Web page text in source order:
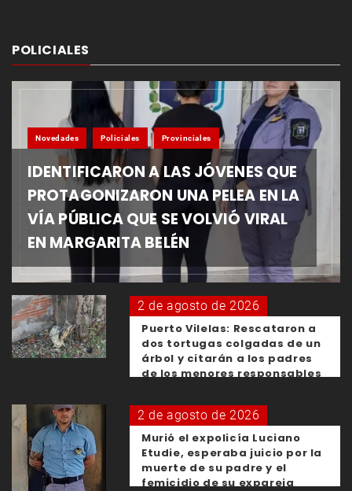
POLICIALES
Novedades Policiales Provinciales
IDENTIFICARON A LAS JÓVENES QUE
PROTAGONIZARON UNA PELEA EN LA
VÍA PÚBLICA QUE SE VOLVIÓ VIRAL
EN MARGARITA BELÉN
2 de agosto de 2026
Puerto Vilelas: Rescataron a
dos tortugas colgadas de un
árbol y citarán a los padres
de los menores responsables
2 de agosto de 2026
Murió el expolicía Luciano
Etudie, esperaba juicio por la
muerte de su padre y el
femicidio de su expareja